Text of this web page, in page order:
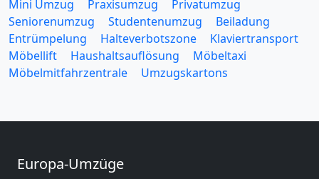
Mini Umzug
Praxisumzug
Privatumzug
Seniorenumzug
Studentenumzug
Beiladung
Entrümpelung
Halteverbotszone
Klaviertransport
Möbellift
Haushaltsauflösung
Möbeltaxi
Möbelmitfahrzentrale
Umzugskartons
Europa-Umzüge